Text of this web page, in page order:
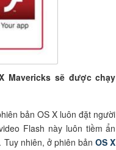
Mavericks sẽ được chạy
bản OS X luôn đặt người
Flash này luôn tiềm ẩn
Tuy nhiên, ở phiên bảnOS X